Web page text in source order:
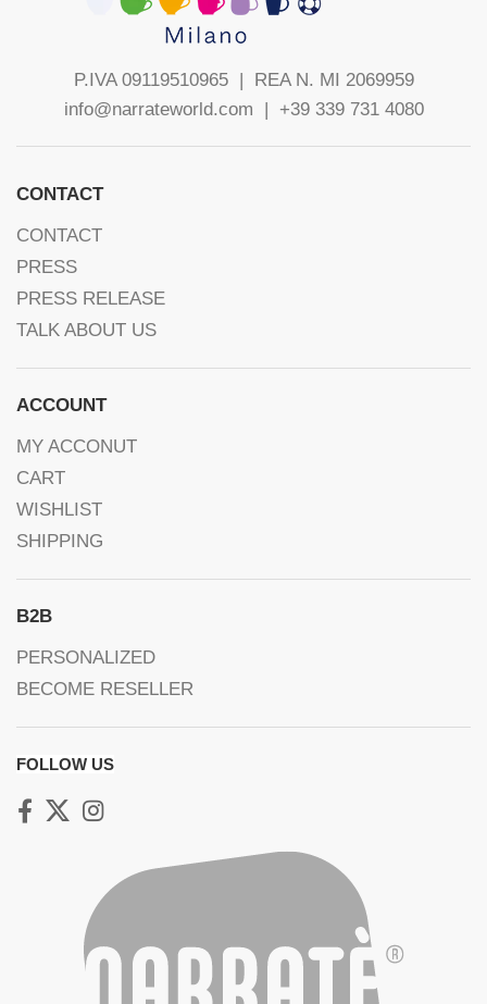
P.IVA 09119510965 |
REA N. MI 2069959
info@narrateworld.com
| +39 339 731 4080
CONTACT
CONTACT
PRESS
PRESS RELEASE
TALK ABOUT US
ACCOUNT
MY ACCONUT
CART
WISHLIST
SHIPPING
B2B
PERSONALIZED
BECOME RESELLER
FOLLOW US